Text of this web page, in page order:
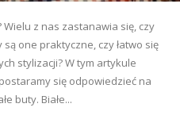
Wielu z nas zastanawia się, czy
one praktyczne, czy łatwo się
stylizacji? W tym artykule
się odpowiedzieć na
buty. Białe...